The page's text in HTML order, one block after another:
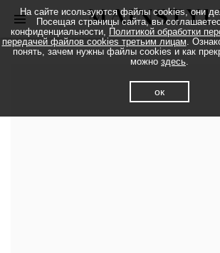
На сайте исользуются файлы cookies, они
Посещая страницы сайта, вы
конфиденциальности, Политикой обработки
передачей файлов cookies третьим лицам.
понять, зачем нужны файлы cookies и как
можно здесь.
ок